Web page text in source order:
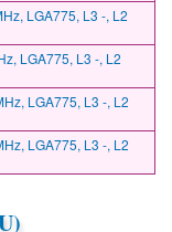
LGA775, L3 -, L2
LGA775, L3 -, L2
LGA775, L3 -, L2
LGA775, L3 -, L2